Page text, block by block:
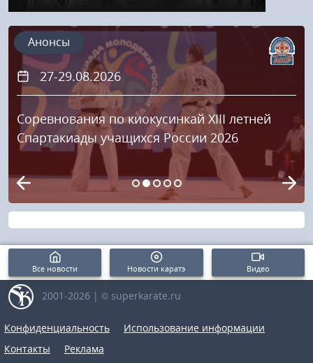
27-29.08.2026
Соревнования по киокусинкай XIII летней
Спартакиады учащихся России 2026
Анонсы
Все новости Новости каратэ Видео
2001-2026 | © superkarate.ru
Конфиденциальность
Использование информации
Контакты
Реклама